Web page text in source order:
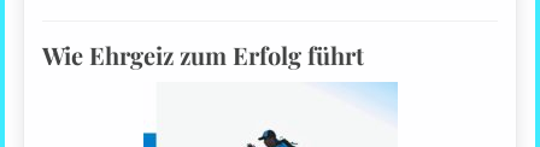
Wie Ehrgeiz zum Erfolg führt